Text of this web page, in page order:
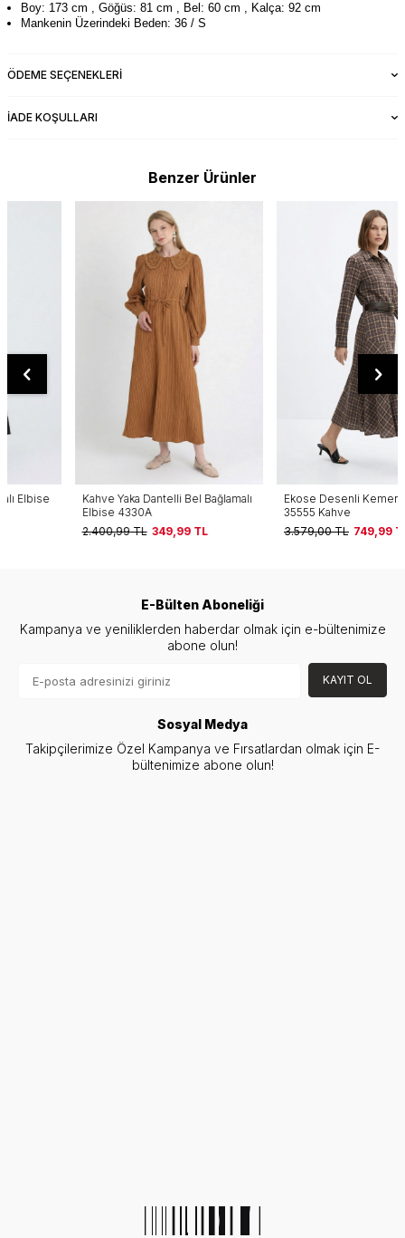
Boy: 173 cm , Göğüs: 81 cm , Bel: 60 cm , Kalça: 92 cm
Mankenin Üzerindeki Beden: 36 / S
ÖDEME SEÇENEKLERI
İADE KOŞULLARI
Benzer Ürünler
Kahve Yaka Dantelli Bel Bağlamalı
Elbise 4330A
349,99TL
Ekose Desenli Kemerli Elbise
749,99TL
E-Bülten Aboneliği
Kampanya ve yeniliklerden haberdar olmak için e-bültenimize
abone olun!
KAYIT OL
Sosyal Medya
Takipçilerimize Özel Kampanya ve Fırsatlardan olmak için E-
bültenimize abone olun!